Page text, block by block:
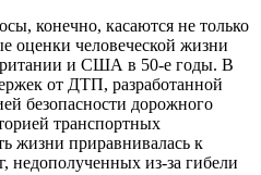
конечно, касаются не только
оценки человеческой жизни
и США в 50-е годы. В
от ДТП, разработанной
безопасности дорожного
транспортных
жизни приравнивалась к
недополученных из-за гибели